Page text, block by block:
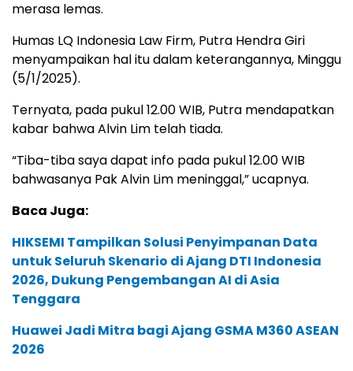
merasa lemas.
Humas LQ Indonesia Law Firm, Putra Hendra Giri
menyampaikan hal itu dalam keterangannya, Minggu
(5/1/2025).
Ternyata, pada pukul 12.00 WIB, Putra mendapatkan
kabar bahwa Alvin Lim telah tiada.
“Tiba-tiba saya dapat info pada pukul 12.00 WIB
bahwasanya Pak Alvin Lim meninggal,” ucapnya.
Baca Juga:
HIKSEMI Tampilkan Solusi Penyimpanan Data
untuk Seluruh Skenario di Ajang DTI Indonesia
2026, Dukung Pengembangan AI di Asia
Tenggara
Huawei Jadi Mitra bagi Ajang GSMA M360 ASEAN
2026